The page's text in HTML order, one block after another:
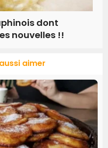
dont
nouvelles !!
aimer